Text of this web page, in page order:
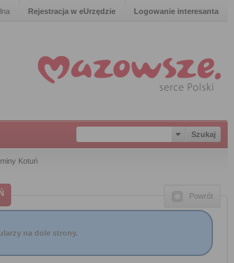
Rejestracja w eUrzędzie Logowanie interesanta
Kotuń
Powrót
na dole strony.